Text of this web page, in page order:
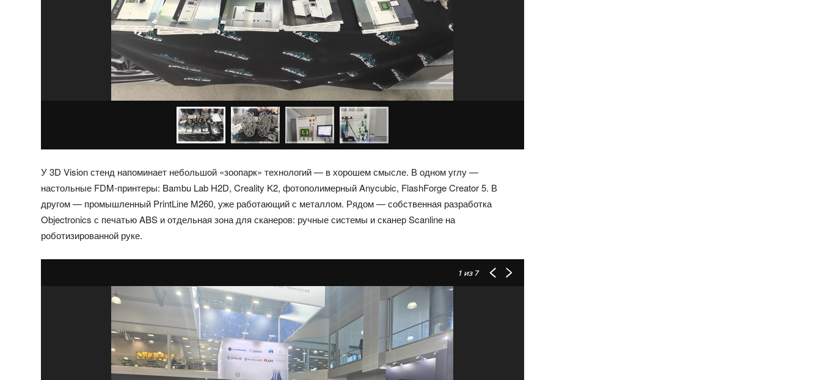
У 3D Vision стенд напоминает небольшой «зоопарк» технологий — в хорошем смысле. В одном углу —
настольные FDM‑принтеры: Bambu Lab H2D, Creality K2, фотополимерный Anycubic, FlashForge Creator 5. В
другом — промышленный PrintLine M260, уже работающий с металлом. Рядом — собственная разработка
Objectronics с печатью ABS и отдельная зона для сканеров: ручные системы и сканер Scanline на
роботизированной руке.
1из 7